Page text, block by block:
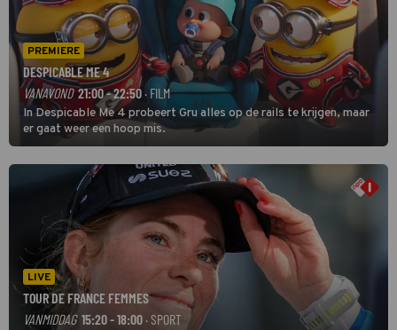
PREMIERE
DESPICABLE ME 4
VANAVOND 21:00 - 22:50 · FILM
In Despicable Me 4 probeert Gru alles op de rails te krijgen, maar
er gaat weer een hoop mis.
LIVE
TOUR DE FRANCE FEMMES
VANMIDDAG 15:20 - 18:00 · SPORT